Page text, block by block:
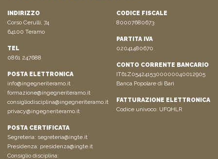
INDIRIZZO
Corso Cerulli, 74
64100 Teramo
TEL
0861 247688
POSTA ELETTRONICA
info@ingegneriteramo.it
formazione@ingegneriteramo.it
consigliodisciplina@ingegneriteramo.it
privacy@ingegneriteramo.it
POSTA CERTIFICATA
Segreteria: segreteria@ingte.it
Presidenza: presidenza@ingte.it
Consiglio disciplina:
CODICE FISCALE
80007680673
PARTITA IVA
02041480670
CONTO CORRENTE BANCARIO
IT61Z0542415300000040012905
Banca Popolare di Bari
FATTURAZIONE ELETTRONICA
Codice univoco: UFQHLR